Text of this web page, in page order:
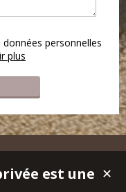
personnelles
plus
✕
est une